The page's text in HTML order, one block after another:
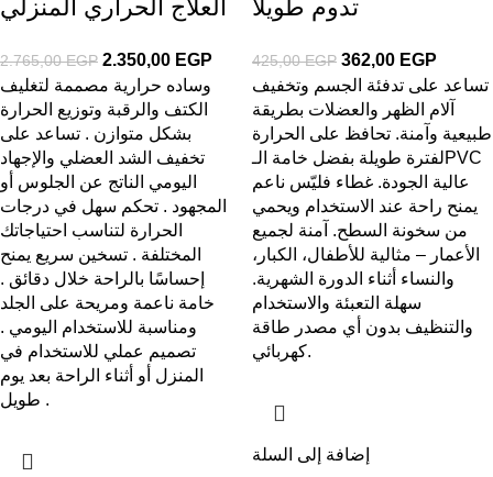
العلاج الحراري المنزلي
2.765,00EGP 2.350,00 EGP
وساده حرارية مصممة لتغليف
الكتف والرقبة وتوزيع الحرارة
بشكل متوازن . تساعد على
تخفيف الشد العضلي والإجهاد
اليومي الناتج عن الجلوس أو
المجهود . تحكم سهل في درجات
الحرارة لتناسب احتياجاتك
المختلفة . تسخين سريع يمنح
إحساسًا بالراحة خلال دقائق .
خامة ناعمة ومريحة على الجلد
ومناسبة للاستخدام اليومي .
تصميم عملي للاستخدام في
المنزل أو أثناء الراحة بعد يوم
طويل .
تدوم طويلًا
425,00EGP 362,00 EGP
تساعد على تدفئة الجسم وتخفيف
آلام الظهر والعضلات بطريقة
طبيعية وآمنة. تحافظ على الحرارة
لفترة طويلة بفضل خامة الـPVC
عالية الجودة. غطاء فليّس ناعم
يمنح راحة عند الاستخدام ويحمي
من سخونة السطح. آمنة لجميع
الأعمار – مثالية للأطفال، الكبار،
والنساء أثناء الدورة الشهرية.
سهلة التعبئة والاستخدام
والتنظيف بدون أي مصدر طاقة
كهربائي.
إضافة إلى السلة